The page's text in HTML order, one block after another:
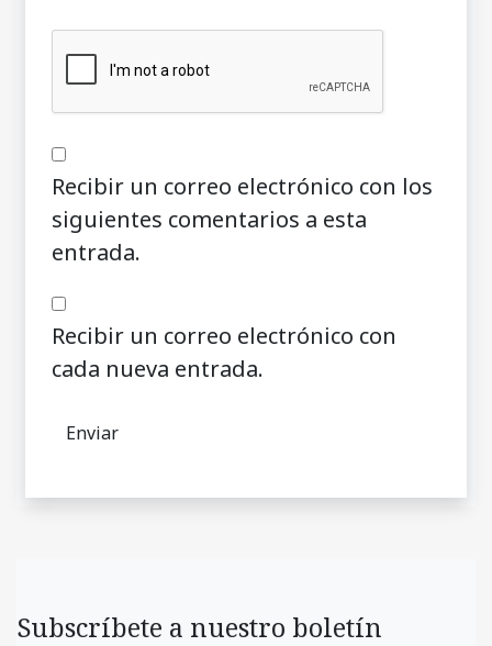
Recibir un correo electrónico con los
siguientes comentarios a esta
entrada.
Recibir un correo electrónico con
cada nueva entrada.
Subscríbete a nuestro boletín